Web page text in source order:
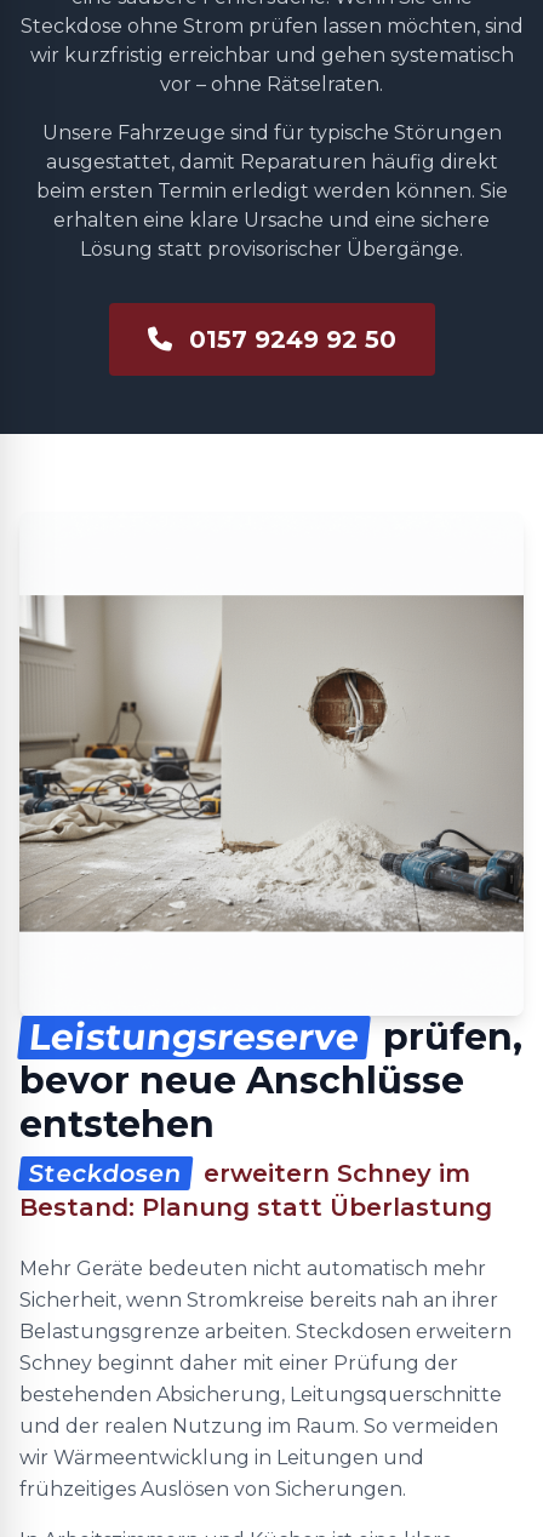
Steckdose ohne Strom prüfen lassen möchten, sind
wir kurzfristig erreichbar und gehen systematisch
vor – ohne Rätselraten.
Unsere Fahrzeuge sind für typische Störungen
ausgestattet, damit Reparaturen häufig direkt
beim ersten Termin erledigt werden können. Sie
erhalten eine klare Ursache und eine sichere
Lösung statt provisorischer Übergänge.
0157 9249 92 50
Leistungsreserve
prüfen,
bevor neue Anschlüsse
entstehen
Steckdosen
erweitern Schney im
Bestand: Planung statt Überlastung
Mehr Geräte bedeuten nicht automatisch mehr
Sicherheit, wenn Stromkreise bereits nah an ihrer
Belastungsgrenze arbeiten. Steckdosen erweitern
Schney beginnt daher mit einer Prüfung der
bestehenden Absicherung, Leitungsquerschnitte
und der realen Nutzung im Raum. So vermeiden
wir Wärmeentwicklung in Leitungen und
frühzeitiges Auslösen von Sicherungen.